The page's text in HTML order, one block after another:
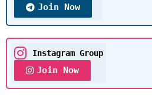
Join Now
Instagram Group
Join Now